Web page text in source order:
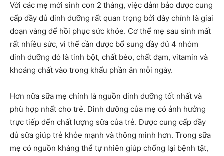
Với các mẹ mới sinh con 2 tháng, việc đảm bảo được cung
cấp đầy đủ dinh dưỡng rất quan trọng bởi đây chính là giai
đoạn vàng để hồi phục sức khỏe. Cơ thể mẹ sau sinh mất
rất nhiều sức, vì thế cần được bổ sung đầy đủ 4 nhóm
dinh dưỡng đó là tinh bột, chất béo, chất đạm, vitamin và
khoáng chất vào trong khẩu phần ăn mỗi ngày.
Hơn nữa sữa mẹ chính là nguồn dinh dưỡng tốt nhất và
phù hợp nhất cho trẻ. Dinh dưỡng của mẹ có ảnh hưởng
trực tiếp đến chất lượng sữa của trẻ. Được cung cấp đầy
đủ sữa giúp trẻ khỏe mạnh và thông minh hơn. Trong sữa
mẹ có nguồn kháng thể tự nhiên giúp chống lại bệnh tật,